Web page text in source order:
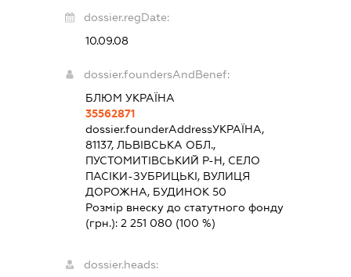
dossier.regDate:
10.09.08
dossier.foundersAndBenef:
БЛЮМ УКРАЇНА
35562871
dossier.founderAddressУКРАЇНА,
81137, ЛЬВІВСЬКА ОБЛ.,
ПУСТОМИТІВСЬКИЙ Р-Н, СЕЛО
ПАСІКИ-ЗУБРИЦЬКІ, ВУЛИЦЯ
ДОРОЖНА, БУДИНОК 50
Розмір внеску до статутного фонду
(грн.): 2 251 080 (100 %)
dossier.heads: